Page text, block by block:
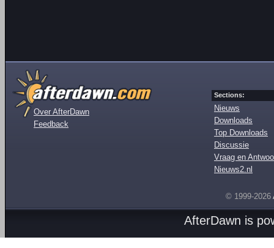
Over AfterDawn
Feedback
Sections:
Nieuws
Downloads
Top Downloads
Discussie
Vraag en
Nieuws2.nl
© 1999-2026
AfterDawn is